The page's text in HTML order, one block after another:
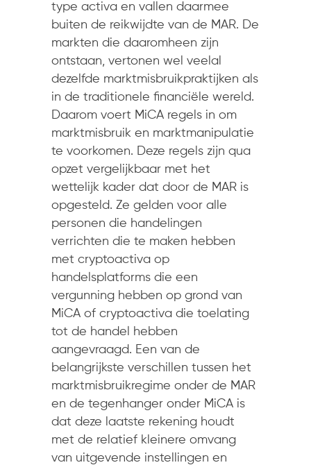
type activa en vallen daarmee
buiten de reikwijdte van de MAR. De
markten die daaromheen zijn
ontstaan, vertonen wel veelal
dezelfde marktmisbruikpraktijken als
in de traditionele financiële wereld.
Daarom voert MiCA regels in om
marktmisbruik en marktmanipulatie
te voorkomen. Deze regels zijn qua
opzet vergelijkbaar met het
wettelijk kader dat door de MAR is
opgesteld. Ze gelden voor alle
personen die handelingen
verrichten die te maken hebben
met cryptoactiva op
handelsplatforms die een
vergunning hebben op grond van
MiCA of cryptoactiva die toelating
tot de handel hebben
aangevraagd. Een van de
belangrijkste verschillen tussen het
marktmisbruikregime onder de MAR
en de tegenhanger onder MiCA is
dat deze laatste rekening houdt
met de relatief kleinere omvang
van uitgevende instellingen en